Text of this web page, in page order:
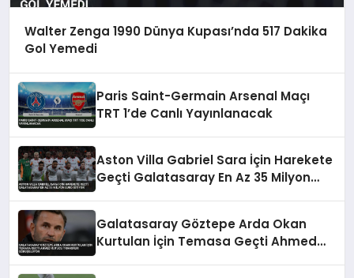
Walter Zenga 1990 Dünya Kupası’nda 517 Dakika
Gol Yemedi
Paris Saint-Germain Arsenal Maçı
TRT 1’de Canlı Yayınlanacak
Aston Villa Gabriel Sara İçin Harekete
Geçti Galatasaray En Az 35 Milyon
Galatasaray Göztepe Arda Okan
Kurtulan İçin Temasa Geçti Ahmed